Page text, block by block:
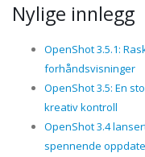
Nylige innlegg
OpenShot 3.5.1:
forhåndsvisninger
OpenShot 3.5: En
kreativ kontroll
OpenShot 3.4
spennende